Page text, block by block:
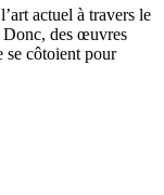
actuel à travers le
Donc, des œuvres
se côtoient pour